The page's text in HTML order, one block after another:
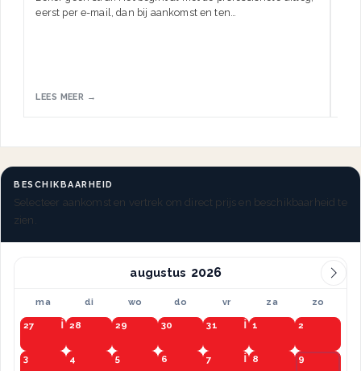
BESCHIKBAARHEID
Selecteer aankomst en vertrek om direct prijs en beschikbaarheid te
zien.
augustus
ma di wo do vr za zo
27 28 29 30 31 1 2
3 4 5 6 7 8 9
eerst per e-mail, dan bij aankomst en ten…
LEES MEER →